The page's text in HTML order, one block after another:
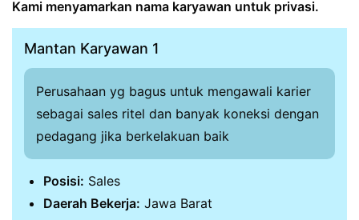
Kami menyamarkan nama karyawan untuk privasi.
Mantan Karyawan 1
Perusahaan yg bagus untuk mengawali karier
sebagai sales ritel dan banyak koneksi dengan
pedagang jika berkelakuan baik
Posisi: Sales
Daerah Bekerja: Jawa Barat